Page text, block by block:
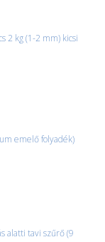
2 kg (1-2 mm) kicsi
emelő folyadék)
alatti tavi szűrő (9